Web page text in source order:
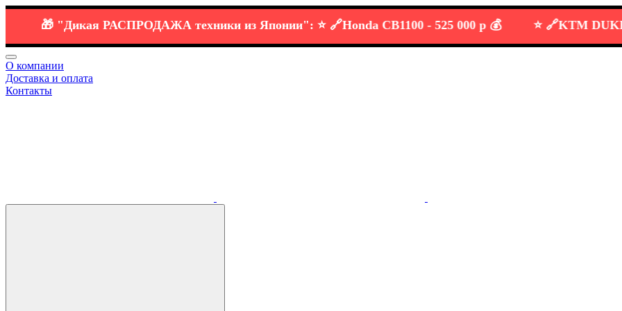
"Дикая РАСПРОДАЖАтехникииз Японии": ⭐️ 🔗Honda CB1100 -525 000 р 💰 KTM DUKE
О компании
Доставка и оплата
Контакты